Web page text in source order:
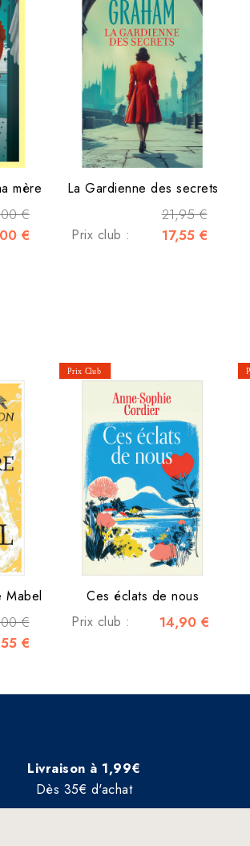
mère
€
€
La Gardienne des secrets
21,95 €
Prix club : 17,55 €
Mabel
€
€
Ces éclats de nous
Prix club :
14,90 €
Livraison à 1,99€
Dès 35€ d'achat